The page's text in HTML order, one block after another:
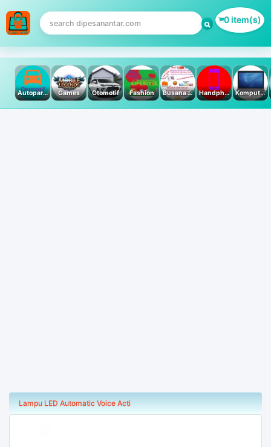
0 item(s)
Autoparts Games Otomotif Fashion Busana Muslim Handphone & Tablet Komputer PC & Laptop
Lampu LED Automatic Voice Acti